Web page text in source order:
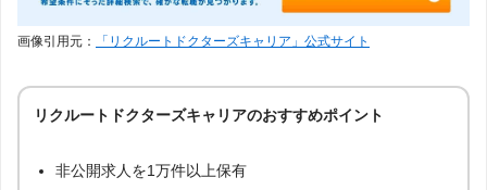
画像引用元： 「リクルートドクターズキャリア」公式サイト
リクルートドクターズキャリアのおすすめポイント
非公開求人を1万件以上保有